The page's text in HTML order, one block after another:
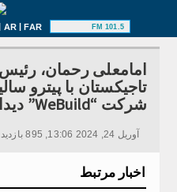
AR|FAR 101.5 FM
امامعلی رحمان،
تاجیکستان با پیترو
شرکت “WeBuild” دیدار و گفتگو کردند
آوریل 24, 2024 13:06, 895 بازدید ها
اخبار مرتبط